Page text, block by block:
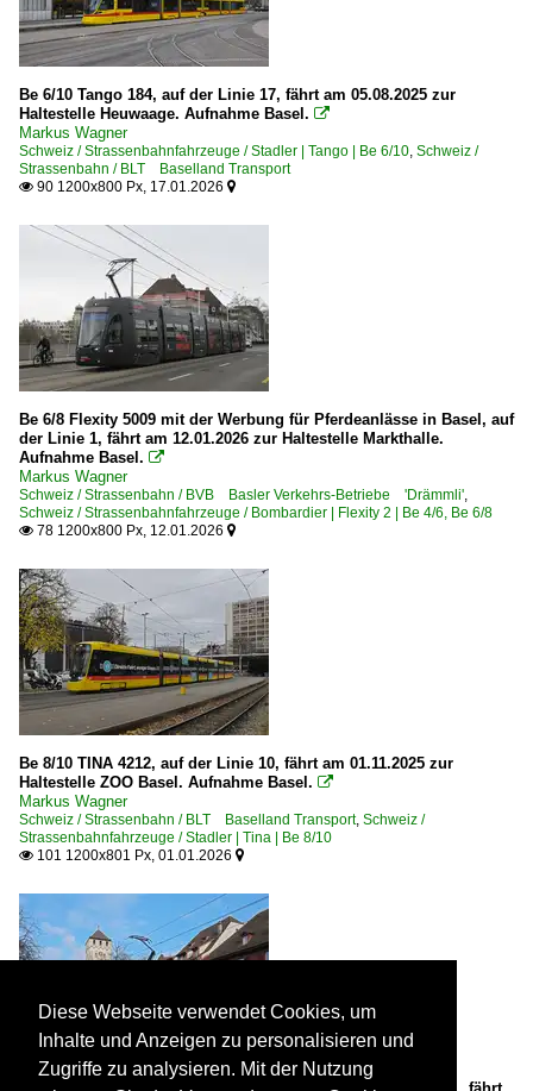
Be 6/10 Tango 184, auf der Linie 17, fährt am 05.08.2025 zur
Haltestelle Heuwaage. Aufnahme Basel. 
Markus Wagner
Schweiz / Strassenbahnfahrzeuge / Stadler | Tango | Be 6/10, Schweiz /
Strassenbahn / BLT Baselland Transport
 90 1200x800 Px, 17.01.2026 
Be 6/8 Flexity 5009 mit der Werbung für Pferdeanlässe in Basel, auf
der Linie 1, fährt am 12.01.2026 zur Haltestelle Markthalle.
Aufnahme Basel. 
Markus Wagner
Schweiz / Strassenbahn / BVB Basler Verkehrs-Betriebe 'Drämmli',
Schweiz / Strassenbahnfahrzeuge / Bombardier | Flexity 2 | Be 4/6, Be 6/8
 78 1200x800 Px, 12.01.2026 
Be 8/10 TINA 4212, auf der Linie 10, fährt am 01.11.2025 zur
Haltestelle ZOO Basel. Aufnahme Basel. 
Markus Wagner
Schweiz / Strassenbahn / BLT Baselland Transport, Schweiz /
Strassenbahnfahrzeuge / Stadler | Tina | Be 8/10
 101 1200x801 Px, 01.01.2026 
Diese Webseite verwendet Cookies, um
Inhalte und Anzeigen zu personalisieren und
Zugriffe zu analysieren. Mit der Nutzung